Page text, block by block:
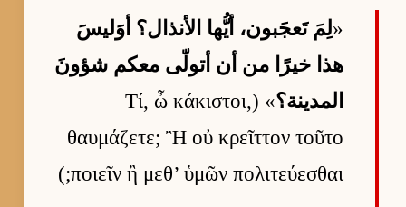
«لِمَ تَعجَبون، أيُّها الأنذال؟ أوَليسَ
هذا خيرًا من أن أتولّى معكم شؤونَ
المدينة؟
» (Τί, ὦ κάκιστοι,
θαυμάζετε; Ἢ οὐ κρεῖττον τοῦτο
ποιεῖν ἢ μεθ’ ὑμῶν πολιτεύεσθαι;)